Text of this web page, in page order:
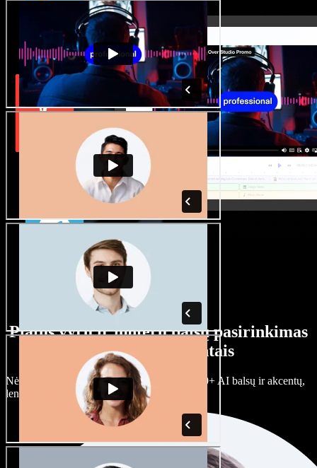
Platus vyrų ir moterų balsų pasirinkimas
su įvairiais akcentais
Nėra dviejų vienodų projektų. Rinkitės iš 100+ AI balsų ir akcentų,
lengvai juos prisitaikykite.